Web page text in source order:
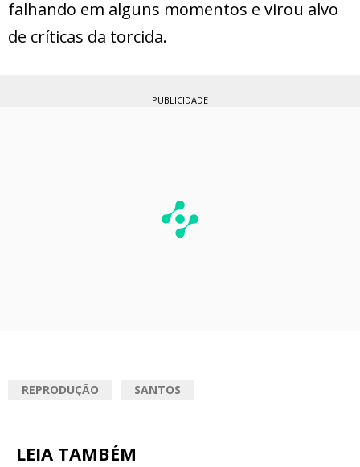
falhando em alguns momentos e virou alvo
de críticas da torcida.
PUBLICIDADE
REPRODUÇÃO SANTOS
LEIA TAMBÉM